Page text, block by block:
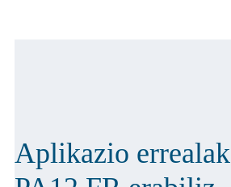
Aplikazio errealak